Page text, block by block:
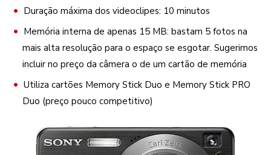
Duração máxima dos videoclipes: 10 minutos
Memória interna de apenas 15 MB: bastam 5 fotos na
mais alta resolução para o espaço se esgotar. Sugerimos
incluir no preço da câmera o de um cartão de memória
Utiliza cartões Memory Stick Duo e Memory Stick PRO
Duo (preço pouco competitivo)